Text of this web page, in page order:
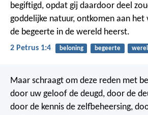
begiftigd, opdat gij daardoor deel
goddelijke natuur, ontkomen aan
de begeerte in de wereld heerst.
2 Petrus 1:4 beloning begeerte
Maar schraagt om deze reden met
door uw geloof de deugd, door de
door de kennis de zelfbeheersing,